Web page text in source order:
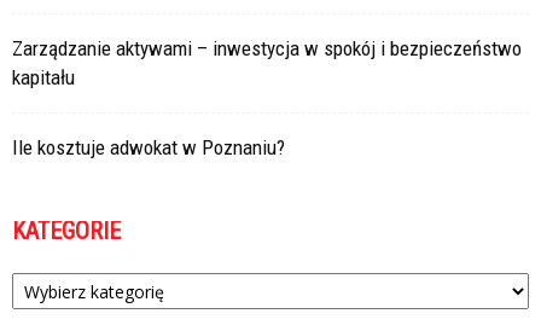
Zarządzanie aktywami – inwestycja w spokój i bezpieczeństwo
kapitału
Ile kosztuje adwokat w Poznaniu?
KATEGORIE
Kategorie